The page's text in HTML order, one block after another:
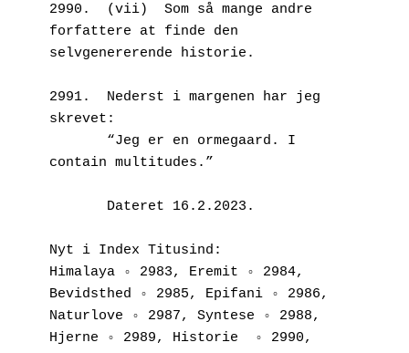
2990.  (vii)  Som så mange andre
forfattere at finde den
selvgenererende historie.
2991.  Nederst i margenen har jeg
skrevet:
contain multitudes.”
       Dateret 16.2.2023.
Nyt i Index Titusind:
Himalaya ◦ 2983, Eremit ◦ 2984,
Bevidsthed ◦ 2985, Epifani ◦ 2986,
Naturlove ◦ 2987, Syntese ◦ 2988,
Hjerne ◦ 2989, Historie  ◦ 2990,